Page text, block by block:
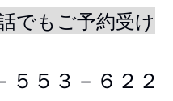
でもご予約受け
５３－６２２